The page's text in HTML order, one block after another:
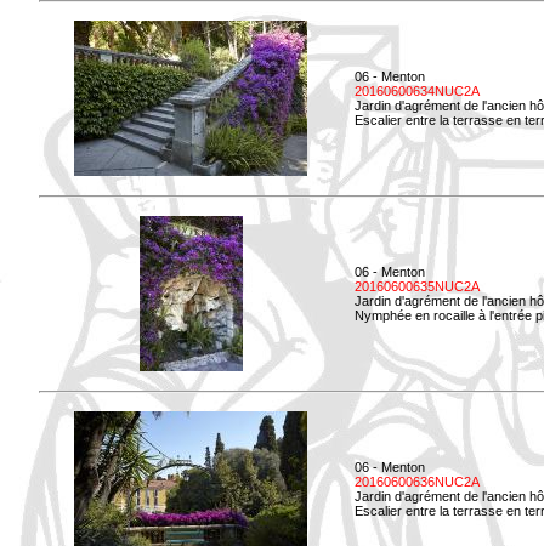
06 - Menton
20160600634NUC2A
Jardin d'agrément de l'ancien
Escalier entre la terrasse en
06 - Menton
20160600635NUC2A
Jardin d'agrément de l'ancien
Nymphée en rocaille à l'entrée
06 - Menton
20160600636NUC2A
Jardin d'agrément de l'ancien
Escalier entre la terrasse en